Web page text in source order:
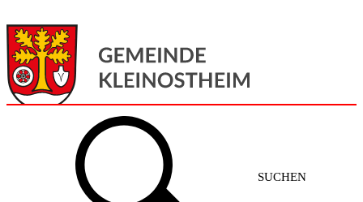
SUCHEN
Gemeinde + Service